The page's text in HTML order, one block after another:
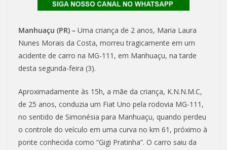
Manhuaçu (PR) – Uma criança de 2 anos, Maria Laura
Nunes Morais da Costa, morreu tragicamente em um
acidente de carro na MG-111, em Manhuaçu, na tarde
desta segunda-feira (3).
Aproximadamente às 15h, a mãe da criança, K.N.N.M.C,
de 25 anos, conduzia um Fiat Uno pela rodovia MG-111,
no sentido de Simonésia para Manhuaçu, quando perdeu
o controle do veículo em uma curva no km 61, próximo à
ponte conhecida como “Gigi Pratinha”. O carro saiu da